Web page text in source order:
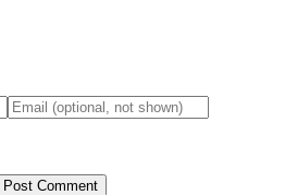
Post Comment